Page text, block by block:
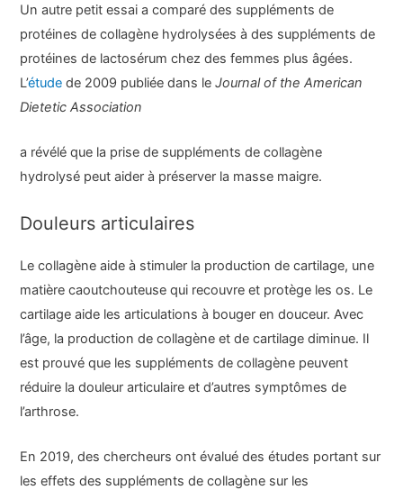
Un autre petit essai a comparé des suppléments de
protéines de collagène hydrolysées à des suppléments de
protéines de lactosérum chez des femmes plus âgées.
L’étude de 2009 publiée dans leJournal of the American
Dietetic Association
a révélé que la prise de suppléments de collagène
hydrolysé peut aider à préserver la masse maigre.
Douleurs articulaires
Le collagène aide à stimuler la production de cartilage, une
matière caoutchouteuse qui recouvre et protège les os. Le
cartilage aide les articulations à bouger en douceur. Avec
l’âge, la production de collagène et de cartilage diminue. Il
est prouvé que les suppléments de collagène peuvent
réduire la douleur articulaire et d’autres symptômes de
l’arthrose.
En 2019, des chercheurs ont évalué des études portant sur
les effets des suppléments de collagène sur les